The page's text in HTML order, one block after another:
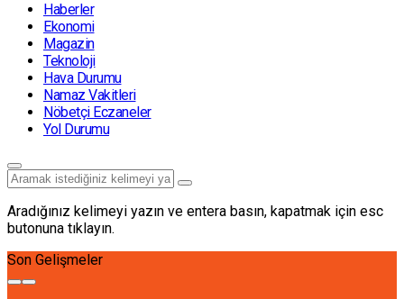
Haberler
Ekonomi
Magazin
Teknoloji
Hava Durumu
Namaz Vakitleri
Nöbetçi Eczaneler
Yol Durumu
Aradığınız kelimeyi yazın ve entera basın, kapatmak için esc
butonuna tıklayın.
Son Gelişmeler